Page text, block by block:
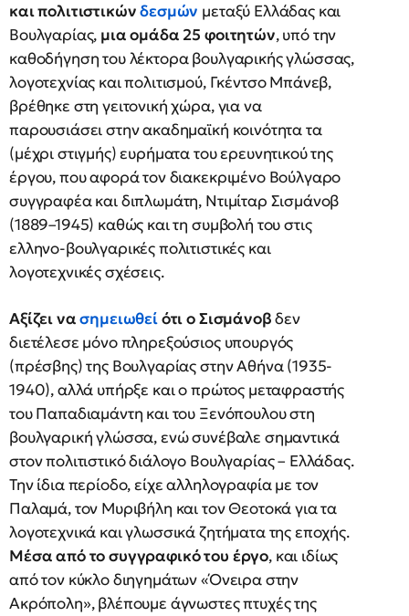
και πολιτιστικώνδεσμών μεταξύ Ελλάδας και
Βουλγαρίας, μια ομάδα 25 φοιτητών, υπό την
καθοδήγηση του λέκτορα βουλγαρικής γλώσσας,
λογοτεχνίας και πολιτισμού, Γκέντσο Μπάνεβ,
βρέθηκε στη γειτονική χώρα, για να
παρουσιάσει στην ακαδημαϊκή κοινότητα τα
(μέχρι στιγμής) ευρήματα του ερευνητικού της
έργου, που αφορά τον διακεκριμένο Βούλγαρο
συγγραφέα και διπλωμάτη, Ντιμίταρ Σισμάνοβ
(1889–1945) καθώς και τη συμβολή του στις
ελληνο-βουλγαρικές πολιτιστικές και
λογοτεχνικές σχέσεις.
Αξίζει νασημειωθείότι ο Σισμάνοβδεν
διετέλεσε μόνο πληρεξούσιος υπουργός
(πρέσβης) της Βουλγαρίας στην Αθήνα (1935-
1940), αλλά υπήρξε και ο πρώτος μεταφραστής
του Παπαδιαμάντη και του Ξενόπουλου στη
βουλγαρική γλώσσα, ενώ συνέβαλε σημαντικά
στον πολιτιστικό διάλογο Βουλγαρίας – Ελλάδας.
Την ίδια περίοδο, είχε αλληλογραφία με τον
Παλαμά, τον Μυριβήλη και τον Θεοτοκά για τα
λογοτεχνικά και γλωσσικά ζητήματα της εποχής.
Μέσα από το συγγραφικό του έργο, και ιδίως
από τον κύκλο διηγημάτων «Όνειρα στην
Ακρόπολη», βλέπουμε άγνωστες πτυχές της